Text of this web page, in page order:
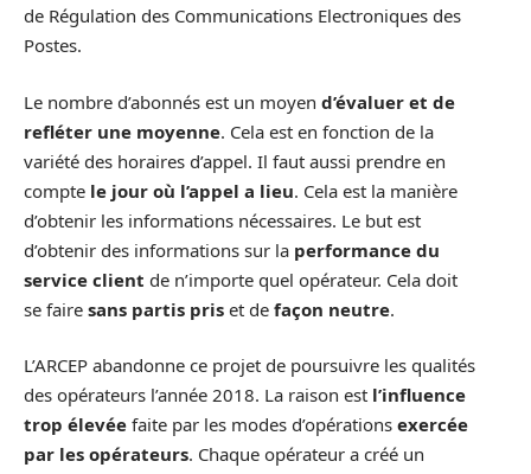
de Régulation des Communications Electroniques des
Postes.
Le nombre d’abonnés est un moyen d’évaluer et de
refléter une moyenne. Cela est en fonction de la
variété des horaires d’appel. Il faut aussi prendre en
compte le jour où l’appel a lieu. Cela est la manière
d’obtenir les informations nécessaires. Le but est
d’obtenir des informations sur la performance du
service client de n’importe quel opérateur. Cela doit
se faire sans partis pris et de façon neutre.
L’ARCEP abandonne ce projet de poursuivre les qualités
des opérateurs l’année 2018. La raison est l’influence
trop élevée faite par les modes d’opérations exercée
par les opérateurs. Chaque opérateur a créé un